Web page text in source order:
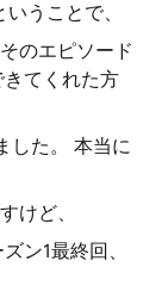
うことで、
のエピソード
てくれた方
した。 本当に
けど、
ン1最終回、